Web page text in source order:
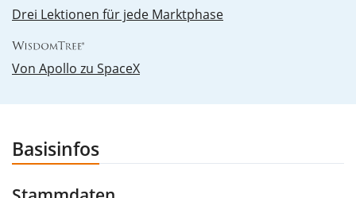
Drei Lektionen für jede Marktphase
Von Apollo zu SpaceX
Basisinfos